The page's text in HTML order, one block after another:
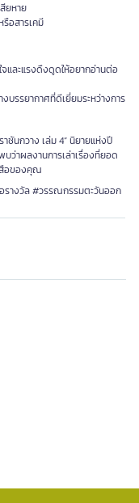
ยหาย
รือสารเคมี
และแรงดึงดูดให้อยากอ่านต่อ
บรรยากาศที่ดีเยี่ยมระหว่างการ
ชันกวาง เล่ม 4” นิยายแห่งปี
ว่าผลงานการเล่าเรื่องที่ยอด
สือของคุณ
รางวัล #วรรณกรรมตะวันออก